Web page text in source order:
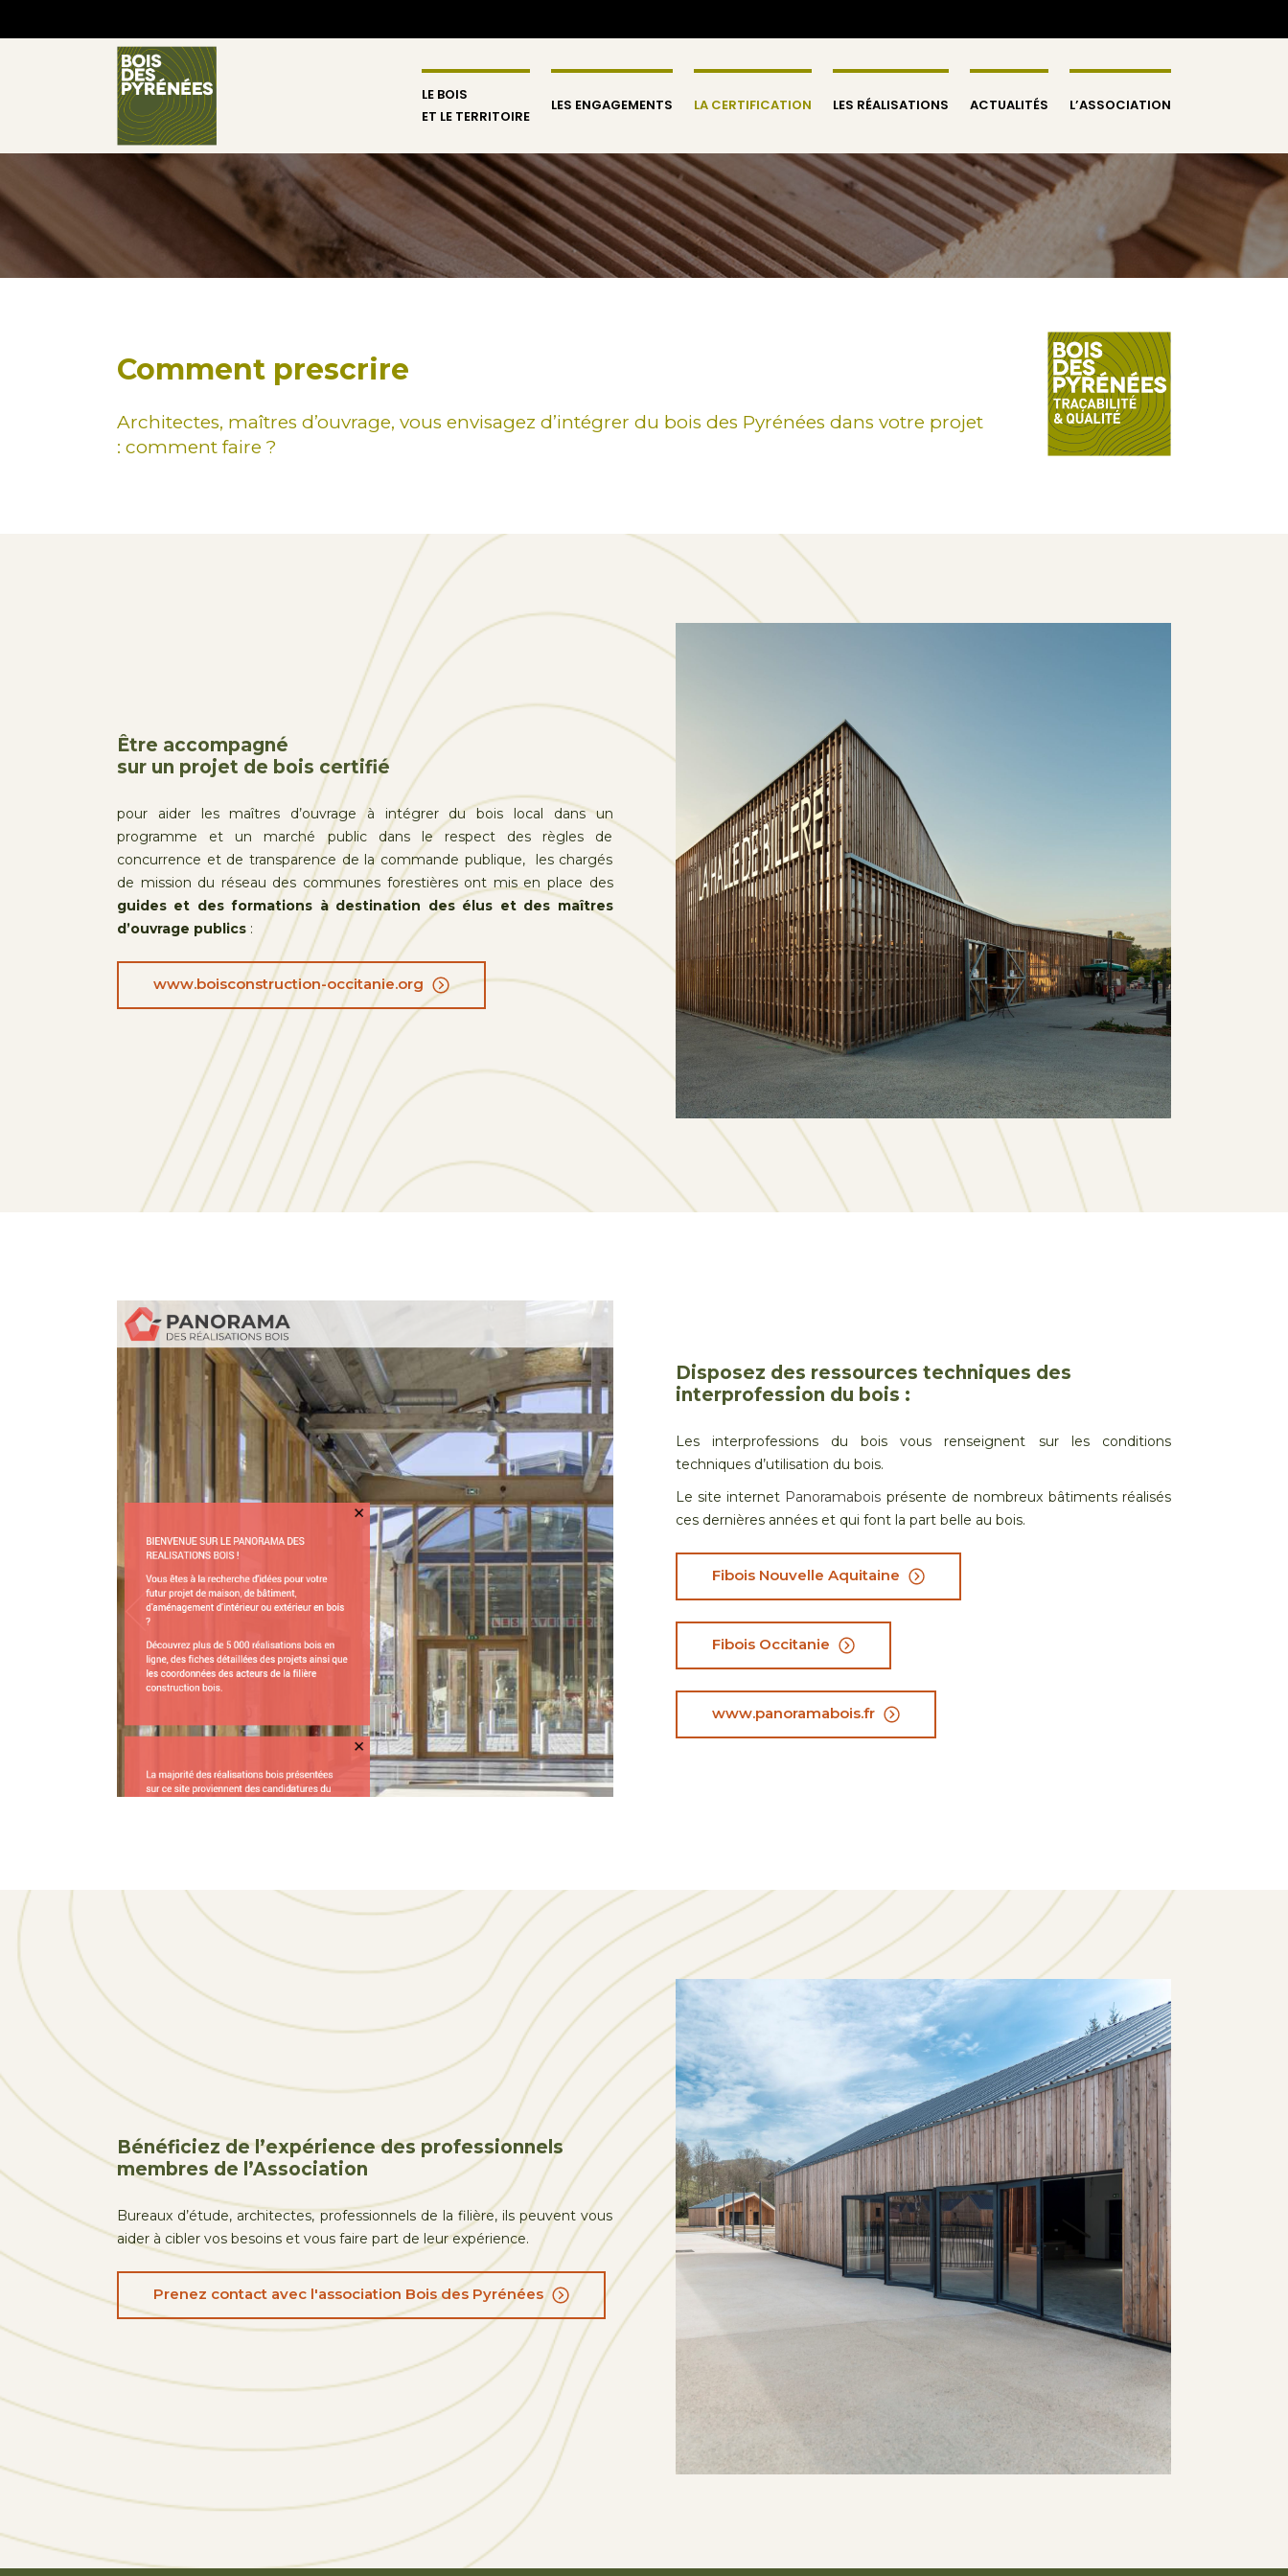
LE BOIS
ET LE TERRITOIRE
LES ENGAGEMENTS LA CERTIFICATION LES RÉALISATIONS ACTUALITÉS L’ASSOCIATION
Comment prescrire
Architectes, maîtres d’ouvrage, vous envisagez d’intégrer du bois des Pyrénées dans votre projet
: comment faire ?
Être accompagné
sur un projet de bois certifié
pour aider les maîtres d’ouvrage à intégrer du bois local dans un
programme et un marché public dans le respect des règles de
concurrence et de transparence de la commande publique, les chargés
de mission du réseau des communes forestières ont mis en place des
guides et des formations à destination des élus et des maîtres
d’ouvrage publics :
www.boisconstruction-occitanie.org
Disposez des ressources techniques des
interprofession du bois :
Les interprofessions du bois vous renseignent sur les conditions
techniques d’utilisation du bois.
Le site internet Panoramabois présente de nombreux bâtiments réalisés
ces dernières années et qui font la part belle au bois.
Fibois Nouvelle Aquitaine
Fibois Occitanie
www.panoramabois.fr
Bénéficiez de l’expérience des professionnels
membres de l’Association
Bureaux d’étude, architectes, professionnels de la filière, ils peuvent vous
aider à cibler vos besoins et vous faire part de leur expérience.
Prenez contact avec l'association Bois des Pyrénées